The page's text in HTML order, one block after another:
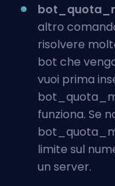
altro
risolvere
bot che
vuoi prima
funziona. Se
limite sul
un server.